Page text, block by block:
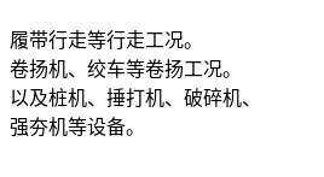
履带行走等行走工况。
卷扬机、绞车等卷扬工况。
以及桩机、捶打机、破碎机、
强夯机等设备。